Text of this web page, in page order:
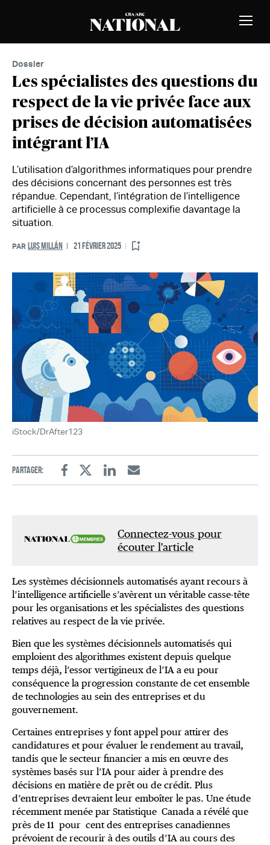
Dossier
Les spécialistes des questions du
respect de la vie privée face aux
prises de décision automatisées
intégrant l’IA
L’utilisation d’algorithmes informatiques pour prendre
des décisions concernant des personnes est très
répandue. Cependant, l’intégration de l’intelligence
artificielle à ce processus complexifie davantage la
situation.
PAR LUIS MILLÁN 21 FÉVRIER 2025
iStock/DrAfter123
Partager:
FacebookTwitterLinkedinEmail
Connectez-vous pour
écouter l'article
Les systèmes décisionnels automatisés ayant recours à
l’intelligence artificielle s’avèrent un véritable casse-tête
pour les organisations et les spécialistes des questions
relatives au respect de la vie privée.
Bien que les systèmes décisionnels automatisés qui
emploient des algorithmes existent depuis quelque
temps déjà, l’essor vertigineux de l’IA a eu pour
conséquence la progression constante de cet ensemble
de technologies au sein des entreprises et du
gouvernement.
Certaines entreprises y font appel pour attirer des
candidatures et pour évaluer le rendement au travail,
tandis que le secteur financier a mis en œuvre des
systèmes basés sur l’IA pour aider à prendre des
décisions en matière de prêt ou de crédit. Plus
d’entreprises devraient leur emboîter le pas. Une étude
récemment menée par Statistique Canada a révélé que
près de 11 pour cent des entreprises canadiennes
prévoient de recourir à des outils d’IA au cours des